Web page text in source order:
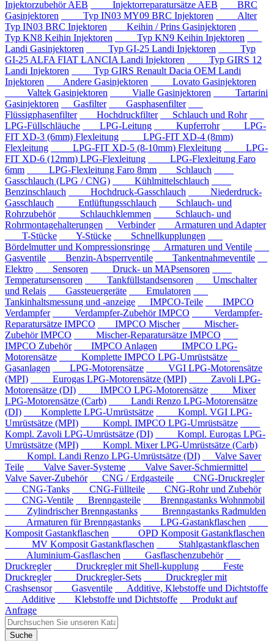
Injektorzubehör AEB
Injektorreparatursätze AEB
BRC
Gasinjektoren
Typ IN03 MY09 BRC Injektoren
Alter
Typ IN03 BRC Injektoren
Keihin / Prins Gasinjektoren
Typ KN8 Keihin Injektoren
Typ KN9 Keihin Injektoren
Landi Gasinjektoren
Typ GI-25 Landi Injektoren
Typ
GI-25 ALFA FIAT LANCIA Landi Injektoren
Typ GIRS 12
Landi Injektoren
Typ GIRS Renault Dacia OEM Landi
Injektoren
Andere Gasinjektoren
Lovato Gasinjektoren
Valtek Gasinjektoren
Vialle Gasinjektoren
Tartarini
Gasinjektoren
Gasfilter
Gasphasenfilter
Flüssigphasenfilter
Hochdruckfilter
Schlauch und Rohr
LPG-Füllschläuche
LPG-Leitung Kupferrohr
LPG-
FIT XD-3 (6mm) Flexleitung
LPG-FIT XD-4 (8mm)
Flexleitung
LPG-FIT XD-5 (8-10mm) Flexleitung
LPG-
FIT XD-6 (12mm) LPG-Flexleitung
LPG-Flexleitung Faro
6mm
LPG-Flexleitung Faro 8mm
Schlauch
Gasschlauch (LPG / CNG)
Kühlmittelschlauch
Benzinschlauch
Hochdruck-Gasschlauch
Niederdruck-
Gasschlauch
Entlüftungsschlauch
Schlauch- und
Rohrzubehör
Schlauchklemmen
Schlauch- und
Rohrmontagehalterungen
Verbinder
Armaturen und Adapter
T-Stücke
Y-Stücke
Schnellkupplungen
Bördelmutter und Kompressionsringe
Armaturen und Ventile
Gasventile
Benzin-Absperrventile
Tankentnahmeventile
Elektro
Sensoren
Druck- un MAPsensoren
Temperatursensoren
Tankfüllstandsensoren
Umschalter
und Relais
Gassteuergeräte
Emulatoren
Tankinhaltsmessung und -anzeige
IMPCO-Teile
IMPCO
Verdampfer
Verdampfer-Zubehör IMPCO
Verdampfer-
Reparatursätze IMPCO
IMPCO Mischer
Mischer-
Zubehör IMPCO
Mischer-Reparatursätze IMPCO
IMPCO Zubehör
IMPCO Anlagen
IMPCO LPG-
Motorensätze
Komplette IMPCO LPG-Umrüstsätze
Gasanlagen
LPG-Motorensätze
VGI LPG-Motorensätze
(MPI)
Eurogas LPG-Motorensätze (MPI)
Zavoli LPG-
Motorensätze (DI)
IMPCO LPG-Motorensätze
Mixer
LPG-Motorensätze (Carb)
Landi Renzo LPG-Motorensätze
(DI)
Komplette LPG-Umrüstsätze
Kompl. VGI LPG-
Umrüstsätze (MPI)
Kompl. IMPCO LPG-Umrüstsätze
Kompl. Zavoli LPG-Umrüstsätze (DI)
Kompl. Eurogas LPG-
Umrüstsätze (MPI)
Kompl. Mixer LPG-Umrüstsätze (Carb)
Kompl. Landi Renzo LPG-Umrüstsätze (DI)
Valve Saver
Teile
Valve Saver-Systeme
Valve Saver-Schmiermittel
Valve Saver-Zubehör
CNG / Erdgasteile
CNG-Druckregler
CNG-Tanks
CNG-Füllteile
CNG-Rohr und Zubehör
CNG-Ventile
Brenngasteile
Brenngastanks Wohnmobil
Zylindrischer Brenngastanks
Brenngastanks Radmulden
Armaturen für Brenngastanks
LPG-Gastankflaschen
Komposit Gastankflaschen
OPD Komposit Gastankflaschen
MV Komposit Gastankflaschen
Stahlgastankflaschen
Aluminium-Gasflaschen
Gasflaschenzubehör
Druckregler
Druckregler mit Shell-kupplung
Feste
Druckregler
Druckregler-Sets
Druckregler mit
Crashsensor
Gasventile
Additive, Klebstoffe und Dichtstoffe
Additive
Klebstoffe und Dichtstoffe
Produkt auf
Anfrage
Suche